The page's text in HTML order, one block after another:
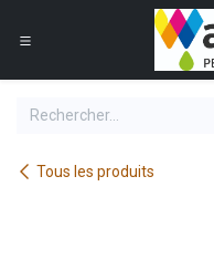
Se rendre au contenu
Tous les produits